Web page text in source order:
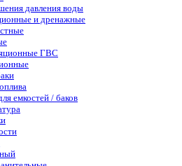
давления воды
и дренажные
ГВС
емкостей / баков